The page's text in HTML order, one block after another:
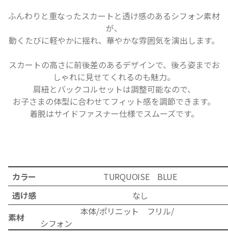
ふんわりと重なったスカートと透け感のあるシフォン素材
が、
動くたびに軽やかに揺れ、華やかな雰囲気を演出します。
スカートの高さに前後差のあるデザインで、後ろ姿までお
しゃれに見せてくれるのも魅力。
肩紐とバックコルセットは調整可能なので、
お子さまの体型に合わせてフィット感を調節できます。
着脱はサイドファスナー仕様でスムーズです。
カラー
TURQUOISE BLUE
透け感
なし
素材
本体/ポリニット フリル/
シフォン